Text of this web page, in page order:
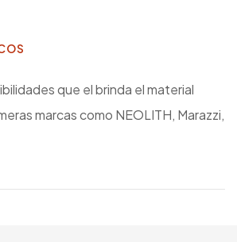
que el brinda el material
marcas como NEOLITH, Marazzi,